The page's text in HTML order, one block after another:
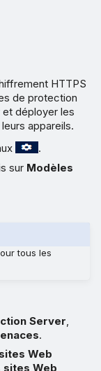
HTTPS
de protection
déployer les
appareils.
.
sur Modèles
tous les
Server
.
Web
Web